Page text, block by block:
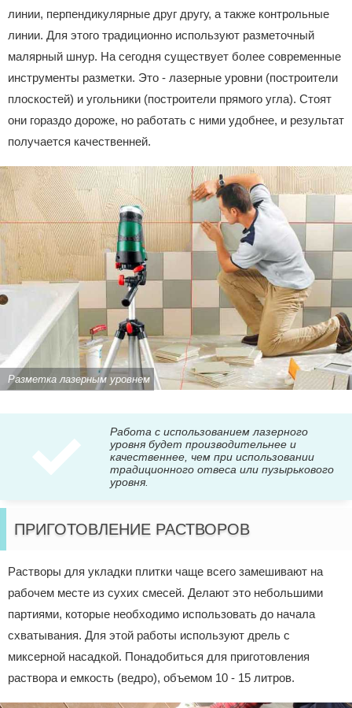
линии, перпендикулярные друг другу, а также контрольные
линии. Для этого традиционно используют разметочный
малярный шнур. На сегодня существует более современные
инструменты разметки. Это - лазерные уровни (построители
плоскостей) и угольники (построители прямого угла). Стоят
они гораздо дороже, но работать с ними удобнее, и результат
получается качественней.
Разметка лазерным уровнем
Работа с использованием лазерного
уровня будет производительнее и
качественнее, чем при использовании
традиционного отвеса или пузырькового
уровня.
ПРИГОТОВЛЕНИЕ РАСТВОРОВ
Растворы для укладки плитки чаще всего замешивают на
рабочем месте из сухих смесей. Делают это небольшими
партиями, которые необходимо использовать до начала
схватывания. Для этой работы используют дрель с
миксерной насадкой. Понадобиться для приготовления
раствора и емкость (ведро), объемом 10 - 15 литров.